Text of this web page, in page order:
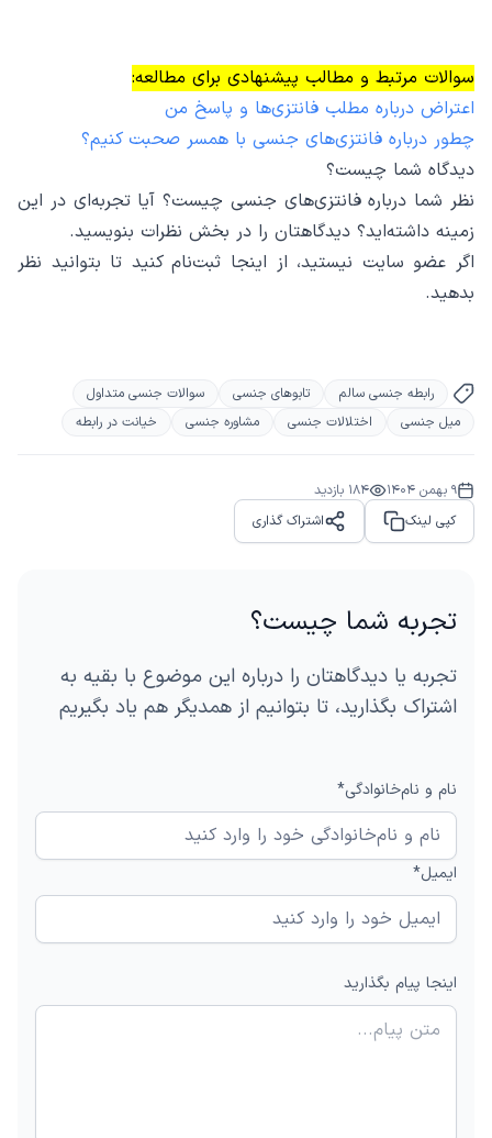
سوالات مرتبط و مطالب پیشنهادی برای مطالعه:
اعتراض درباره مطلب فانتزی‌ها و پاسخ من
چطور درباره فانتزی‌های جنسی با همسر صحبت کنیم؟
دیدگاه شما چیست؟
نظر شما درباره فانتزی‌های جنسی چیست؟ آیا تجربه‌ای در این
زمینه داشته‌اید؟ دیدگاهتان را در بخش نظرات بنویسید.
اگر عضو سایت نیستید، از اینجا ثبت‌نام کنید تا بتوانید نظر
بدهید.
رابطه جنسی سالم تابوهای جنسی
سوالات جنسی متداول
میل جنسی
اختلالات جنسی مشاوره جنسی خیانت در رابطه
9 بهمن 1404 184 بازدید
کپی لینک
اشتراک گذاری
Share
تجربه شما چیست؟
تجربه یا دیدگاهتان را درباره این موضوع با بقیه به
اشتراک بگذارید، تا بتوانیم از همدیگر هم یاد بگیریم
نام و نام‌خانوادگی*
ایمیل*
اینجا پیام بگذارید